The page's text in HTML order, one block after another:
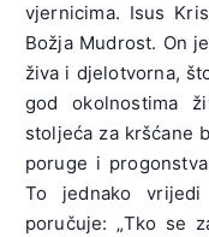
vjernicima. Isus
Božja Mudrost. On
živa i djelotvorna,
god okolnostima
stoljeća za kršćane
poruge i
To jednako
poručuje: „Tko se